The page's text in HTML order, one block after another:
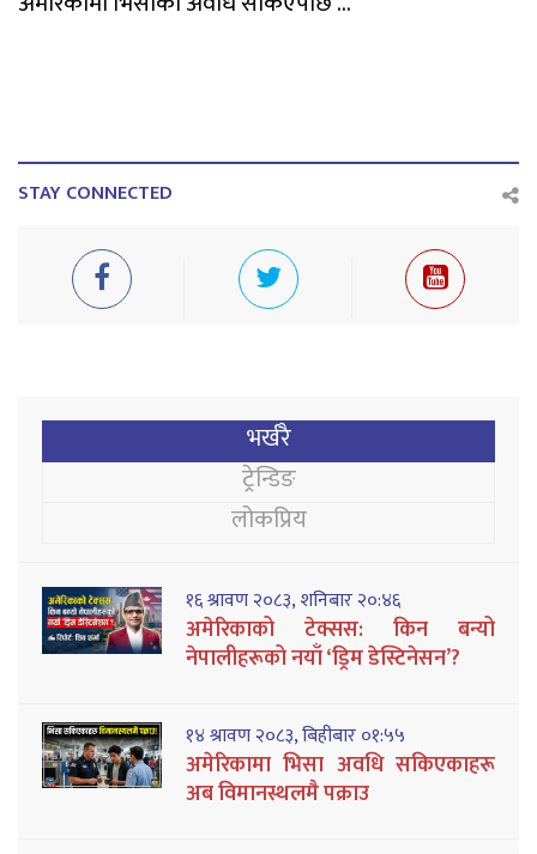
STAY CONNECTED
भर्खरै
ट्रेन्डिङ
लोकप्रिय
१६ श्रावण २०८३, शनिबार २०:४६
अमेरिकाको टेक्सस: किन बन्यो
नेपालीहरूको नयाँ ‘ड्रिम डेस्टिनेसन’?
१४ श्रावण २०८३, बिहीबार ०१:५५
अमेरिकामा भिसा अवधि सकिएकाहरू
अब विमानस्थलमै पक्राउ